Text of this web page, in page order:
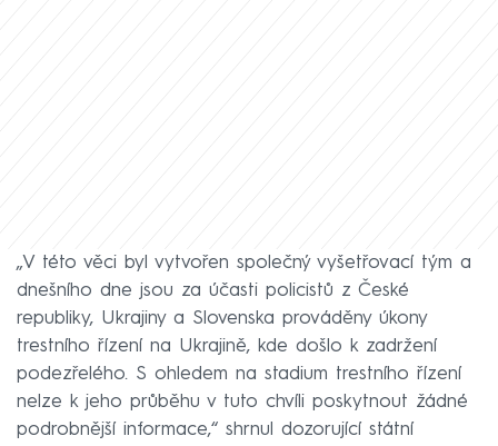
„V této věci byl vytvořen společný vyšetřovací tým a
dnešního dne jsou za účasti policistů z České
republiky, Ukrajiny a Slovenska prováděny úkony
trestního řízení na Ukrajině, kde došlo k zadržení
podezřelého. S ohledem na stadium trestního řízení
nelze k jeho průběhu v tuto chvíli poskytnout žádné
podrobnější informace,“ shrnul dozorující státní